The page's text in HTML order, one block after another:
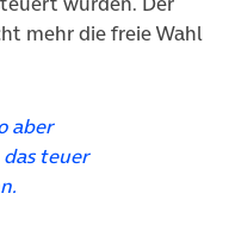
mehr die freie Wahl
aber
teuer